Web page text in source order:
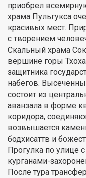
приобрел
храма Пульгукса
красивых мест.
с творением
Скальный храма
вершине горы
защитника
набегов.
состоит из
аванзала в форме
коридора,
возвышается
бодхисаттв и
Прогулка по улице
курганами-
После тура